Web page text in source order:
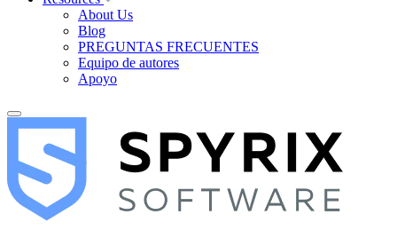
About Us
Blog
PREGUNTAS FRECUENTES
Equipo de autores
Apoyo